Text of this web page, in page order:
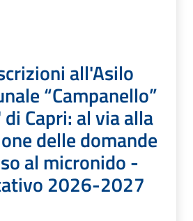
all'Asilo
“Campanello”
Capri: al via alla
delle domande
al micronido -
2026-2027